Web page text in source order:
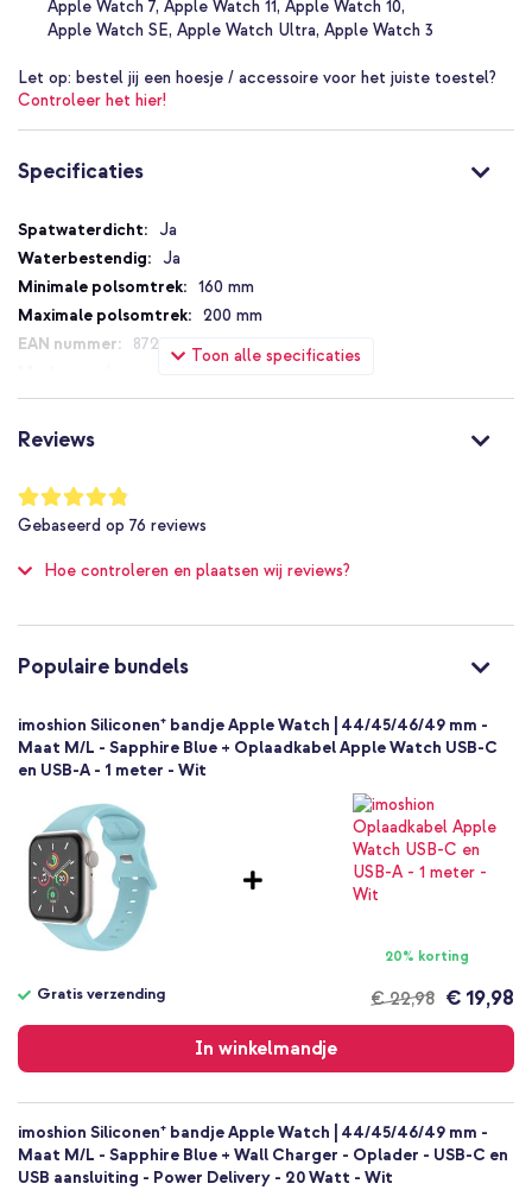
Met 1 jaar garantie
Zoek jij een siliconen bandje voor iedere gelegenheid? Of
Apple Watch 7 Apple Watch 11 Apple Watch 10
Apple Watch SE Apple Watch Ultra Apple Watch 3
Let op: bestel jij een hoesje / accessoire voor het juiste toestel?
Controleer het hier!
Specificaties
Toon alle specificaties
Specificaties
Ja
Ja
160 mm
200 mm
8721064016210
1006139
Smartwatch bandje
Geen
Reviews
Waardering:
96
%
of
Gebaseerd op 76 reviews
Hoe controleren en plaatsen wij reviews?
Populaire bundels
imoshion Siliconen⁺ bandje Apple Watch | 44/45/46/49 mm -
Maat M/L - Sapphire Blue + Oplaadkabel Apple Watch USB-C
en USB-A - 1 meter - Wit
20% korting
€ 22,98
Gratis verzending € 19,98
In winkelmandje
verzending
imoshion Siliconen⁺ bandje Apple Watch | 44/45/46/49 mm -
Maat M/L - Sapphire Blue + Wall Charger - Oplader - USB-C en
USB aansluiting - Power Delivery - 20 Watt - Wit